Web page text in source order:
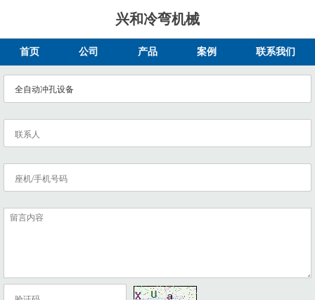
兴和冷弯机械
首页 公司 产品 案例 联系我们